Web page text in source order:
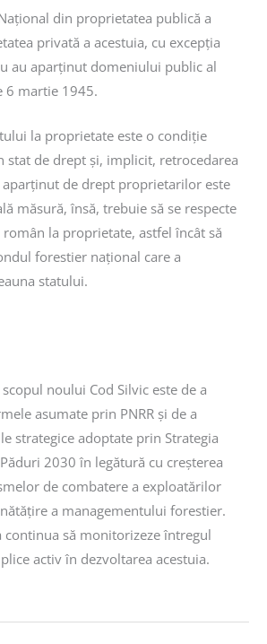
din proprietatea publică a
privată a acestuia, cu excepția
au aparținut domeniului public al
6 martie 1945.
la proprietate este o condiție
stat de drept și, implicit, retrocedarea
de drept proprietarilor este
măsură, însă, trebuie să se respecte
la proprietate, astfel încât să
forestier național care a
statului.
noului Cod Silvic este de a
asumate prin PNRR și de a
strategice adoptate prin Strategia
2030 în legătură cu creșterea
de combatere a exploatărilor
a managementului forestier.
continua să monitorizeze întregul
activ în dezvoltarea acestuia.